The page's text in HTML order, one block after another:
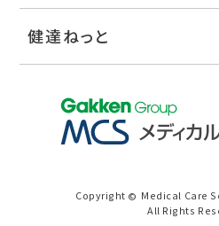
健達ねっと
Copyright © Medical Care
All Rights